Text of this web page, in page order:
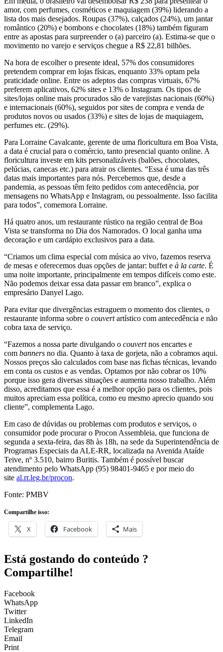
amor, com perfumes, cosméticos e maquiagem (39%) liderando a
lista dos mais desejados. Roupas (37%), calçados (24%), um jantar
romântico (20%) e bombons e chocolates (18%) também figuram
entre as apostas para surpreender o (a) parceiro (a). Estima-se que o
movimento no varejo e serviços chegue a R$ 22,81 bilhões.
Na hora de escolher o presente ideal, 57% dos consumidores
pretendem comprar em lojas físicas, enquanto 33% optam pela
praticidade online. Entre os adeptos das compras virtuais, 67%
preferem aplicativos, 62% sites e 13% o Instagram. Os tipos de
sites/lojas online mais procurados são de varejistas nacionais (60%)
e internacionais (60%), seguidos por sites de compra e venda de
produtos novos ou usados (33%) e sites de lojas de maquiagem,
perfumes etc. (29%).
Para Lorraine Cavalcante, gerente de uma floricultura em Boa Vista,
a data é crucial para o comércio, tanto presencial quanto online. A
floricultura investe em kits personalizáveis (balões, chocolates,
pelúcias, canecas etc.) para atrair os clientes. “Essa é uma das três
datas mais importantes para nós. Percebemos que, desde a
pandemia, as pessoas têm feito pedidos com antecedência, por
mensagens no WhatsApp e Instagram, ou pessoalmente. Isso facilita
para todos”, comemora Lorraine.
Há quatro anos, um restaurante rústico na região central de Boa
Vista se transforma no Dia dos Namorados. O local ganha uma
decoração e um cardápio exclusivos para a data.
“Criamos um clima especial com música ao vivo, fazemos reserva
de mesas e oferecemos duas opções de jantar: buffet e à la carte. É
uma noite importante, principalmente em tempos difíceis como este.
Não podemos deixar essa data passar em branco”, explica o
empresário Danyel Lago.
Para evitar que divergências estraguem o momento dos clientes, o
restaurante informa sobre o couvertartístico com antecedência e não
cobra taxa de serviço.
“Fazemos a nossa parte divulgando o couvertnos encartes e
com banners no dia. Quanto à taxa de gorjeta, não a cobramos aqui.
Nossos preços são calculados com base nas fichas técnicas, levando
em conta os custos e as vendas. Optamos por não cobrar os 10%
porque isso gera diversas situações e aumenta nosso trabalho. Além
disso, acreditamos que essa é a melhor opção para os clientes, pois
muitos apreciam essa política, como eu mesmo aprecio quando sou
cliente”, complementa Lago.
Em caso de dúvidas ou problemas com produtos e serviços, o
consumidor pode procurar o Procon Assembleia, que funciona de
segunda a sexta-feira, das 8h às 18h, na sede da Superintendência de
Programas Especiais da ALE-RR, localizada na Avenida Ataíde
Teive, nº 3.510, bairro Buritis. Também é possível buscar
atendimento pelo WhatsApp (95) 98401-9465 e por meio do
site al.rr.leg.br/procon.
Fonte: PMBV
Compartilhe isso:
X Facebook Mais
Está gostando do conteúdo ?
Compartilhe!
Facebook
WhatsApp
Twitter
LinkedIn
Telegram
Email
Print